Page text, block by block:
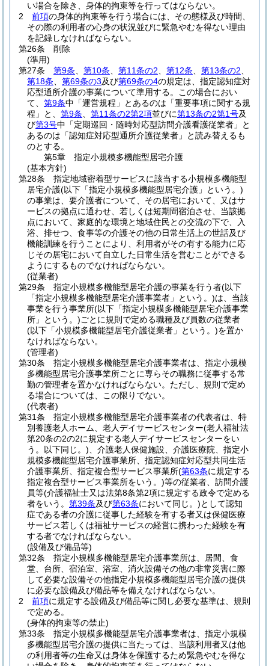
い場合を除き、身体的拘束等を行ってはならない。
2
前項の身体的拘束等を行う場合には、その態様及び時間、
その際の利用者の心身の状況並びに緊急やむを得ない理由
を記録しなければならない。
第26条
削除
(準用)
第27条
第9条 第10条 第11条の2 第12条 第13条の2
第18条
第69条の3及び第69条の4の規定は、指定認知症対
応型通所介護の事業について準用する。
この場合におい
て、 第9条中「運営規程」とあるのは「重要事項に関する規
程」と、 第9条 第11条の2第2項並びに第13条の2第1号及
び第3号中「定期巡回・随時対応型訪問介護看護従業者」と
あるのは「認知症対応型通所介護従業者」と読み替えるも
のとする。
第5章
指定小規模多機能型居宅介護
(基本方針)
第28条
指定地域密着型サービスに該当する小規模多機能型
居宅介護(以下「指定小規模多機能型居宅介護」という。)
の事業は、要介護者について、その居宅において、又はサ
ービスの拠点に通わせ、若しくは短期間宿泊させ、当該拠
点において、家庭的な環境と地域住民との交流の下で、入
浴、排せつ、食事等の介護その他の日常生活上の世話及び
機能訓練を行うことにより、利用者がその有する能力に応
じその居宅において自立した日常生活を営むことができる
ようにするものでなければならない。
(従業者)
第29条
指定小規模多機能型居宅介護の事業を行う者(以下
「指定小規模多機能型居宅介護事業者」という。)は、当該
事業を行う事業所(以下「指定小規模多機能型居宅介護事業
所」という。)ごとに規則で定める職種及び員数の従業者
(以下「小規模多機能型居宅介護従業者」という。)を置か
なければならない。
(管理者)
第30条
指定小規模多機能型居宅介護事業者は、指定小規模
多機能型居宅介護事業所ごとに専らその職務に従事する常
勤の管理者を置かなければならない。 ただし、規則で定め
る場合については、この限りでない。
(代表者)
第31条
指定小規模多機能型居宅介護事業者の代表者は、特
別養護老人ホーム、老人デイサービスセンター(老人福祉法
第20条の2の2に規定する老人デイサービスセンターをい
う。以下同じ。) 、介護老人保健施設、介護医療院、指定小
規模多機能型居宅介護事業所、指定認知症対応型共同生活
介護事業所、指定複合型サービス事業所(第63条に規定する
指定複合型サービス事業所をいう。)等の従業者、訪問介護
員等(介護福祉士又は法第8条第2項に規定する政令で定める
者をいう。 第39条及び第63条において同じ。)として認知
症である者の介護に従事した経験を有する者又は保健医療
サービス若しくは福祉サービスの経営に携わった経験を有
する者でなければならない。
(設備及び備品等)
第32条
指定小規模多機能型居宅介護事業所は、居間、食
堂、台所、宿泊室、浴室、消火設備その他の非常災害に際
して必要な設備その他指定小規模多機能型居宅介護の提供
に必要な設備及び備品等を備えなければならない。
2
前項に規定する設備及び備品等に関し必要な基準は、規則
で定める。
(身体的拘束等の禁止)
第33条
指定小規模多機能型居宅介護事業者は、指定小規模
多機能型居宅介護の提供に当たっては、当該利用者又は他
の利用者等の生命又は身体を保護するため緊急やむを得な